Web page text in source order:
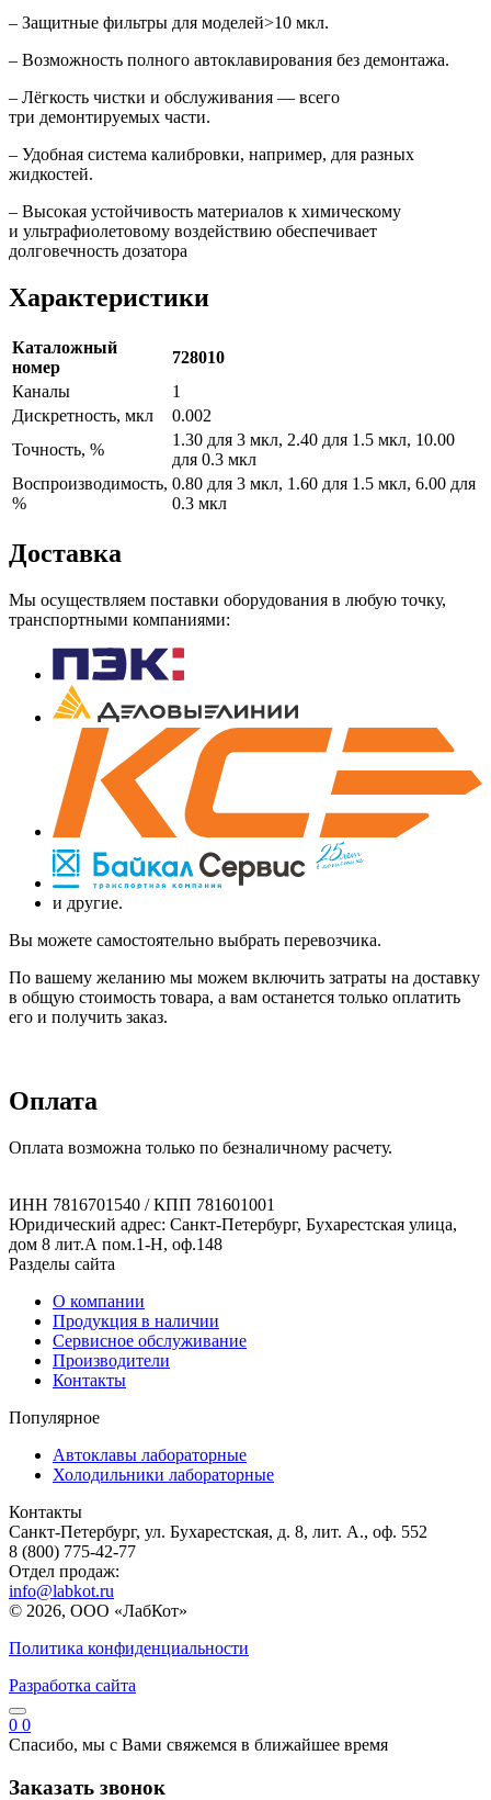
‒ Защитные фильтры для моделей>10 мкл.
‒ Возможность полного автоклавирования без демонтажа.
‒ Лёгкость чистки и обслуживания — всего
три демонтируемых части.
‒ Удобная система калибровки, например, для разных
жидкостей.
‒ Высокая устойчивость материалов к химическому
и ультрафиолетовому воздействию обеспечивает
долговечность дозатора
Характеристики
Каталожный
номер
728010
Каналы
1
Дискретность, мкл
0.002
Точность, %
1.30 для 3 мкл, 2.40 для 1.5 мкл, 10.00
для 0.3 мкл
Воспроизводимость,
%
0.80 для 3 мкл, 1.60 для 1.5 мкл, 6.00 для
0.3 мкл
Доставка
Мы осуществляем поставки оборудования в любую точку,
транспортными компаниями:
и другие.
Вы можете самостоятельно выбрать перевозчика.
По вашему желанию мы можем включить затраты на доставку
в общую стоимость товара, а вам останется только оплатить
его и получить заказ.
Оплата
Оплата возможна только по безналичному расчету.
ИНН 7816701540 / КПП 781601001
Юридический адрес: Санкт-Петербург, Бухарестская улица,
дом 8 лит.А пом.1-Н, оф.148
Разделы сайта
О компании
Продукция в наличии
Сервисное обслуживание
Производители
Контакты
Популярное
Автоклавы лабораторные
Холодильники лабораторные
Контакты
Санкт-Петербург, ул. Бухарестская, д. 8, лит. А., оф. 552
8 (800) 775-42-77
Отдел продаж:
info@labkot.ru
© 2026, ООО «ЛабКот»
Политика конфиденциальности
Разработка сайта
0 0
Спасибо, мы с Вами свяжемся в ближайшее время
Заказать звонок